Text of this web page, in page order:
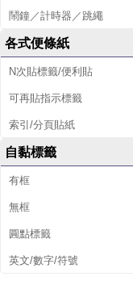
鬧鐘／計時器／跳繩
各式便條紙
N次貼標籤/便利貼
可再貼指示標籤
索引/分頁貼紙
自黏標籤
有框
無框
圓點標籤
英文/數字/符號